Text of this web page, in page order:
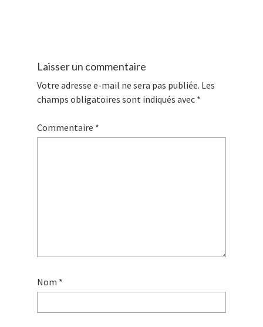
Laisser un commentaire
Votre adresse e-mail ne sera pas publiée. Les
champs obligatoires sont indiqués avec *
Commentaire *
Nom *